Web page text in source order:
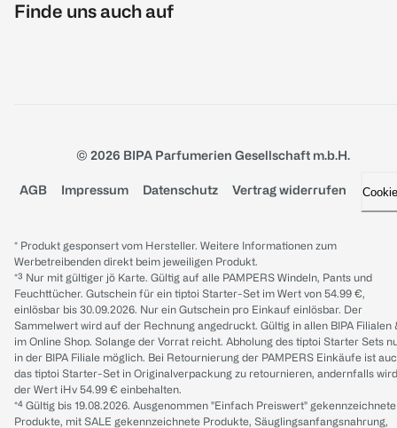
Finde uns auch auf
© 2026 BIPA Parfumerien Gesellschaft m.b.H.
AGB Impressum Datenschutz Vertrag widerrufen
* Produkt gesponsert vom Hersteller. Weitere Informationen zum
Werbetreibenden direkt beim jeweiligen Produkt.
*³ Nur mit gültiger jö Karte. Gültig auf alle PAMPERS Windeln, Pants und
Feuchttücher. Gutschein für ein tiptoi Starter-Set im Wert von 54.99 €,
einlösbar bis 30.09.2026. Nur ein Gutschein pro Einkauf einlösbar. Der
Sammelwert wird auf der Rechnung angedruckt. Gültig in allen BIPA Filialen
im Online Shop. Solange der Vorrat reicht. Abholung des tiptoi Starter Sets
in der BIPA Filiale möglich. Bei Retournierung der PAMPERS Einkäufe ist
das tiptoi Starter-Set in Originalverpackung zu retournieren, andernfalls wird
der Wert iHv 54.99 € einbehalten.
*⁴ Gültig bis 19.08.2026. Ausgenommen "Einfach Preiswert" gekennzeichnete
Produkte, mit SALE gekennzeichnete Produkte, Säuglingsanfangsnahrung,